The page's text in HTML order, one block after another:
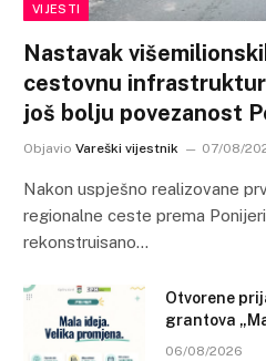
VIJESTI
Nastavak
cestovnu
još bolju povezanost
Objavio Vareški vijestnik 07/08/
Nakon uspješno realizovane
regionalne ceste prema
rekonstruisano…
Otvorene
grantova
06/08/2026